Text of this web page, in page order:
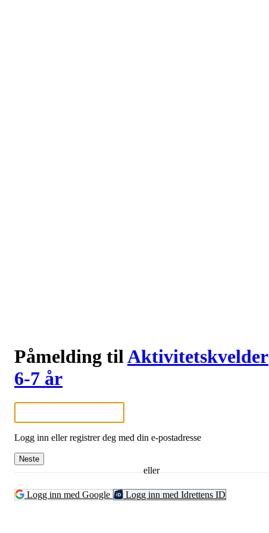
Påmelding tilAktivitetskvelder
6-7 år
Logg inn eller registrer deg med din e-postadresse
Neste
eller
Logg inn med Google Logg inn med Idrettens ID